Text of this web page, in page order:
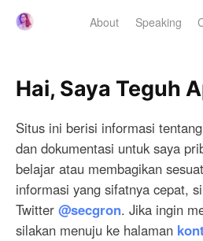
About Speaking
Hai, Saya Teguh
Situs ini berisi informasi
dan dokumentasi untuk saya
belajar atau membagikan
informasi yang sifatnya cepat,
Twitter@secgron. Jika ingin
silakan menuju ke halaman